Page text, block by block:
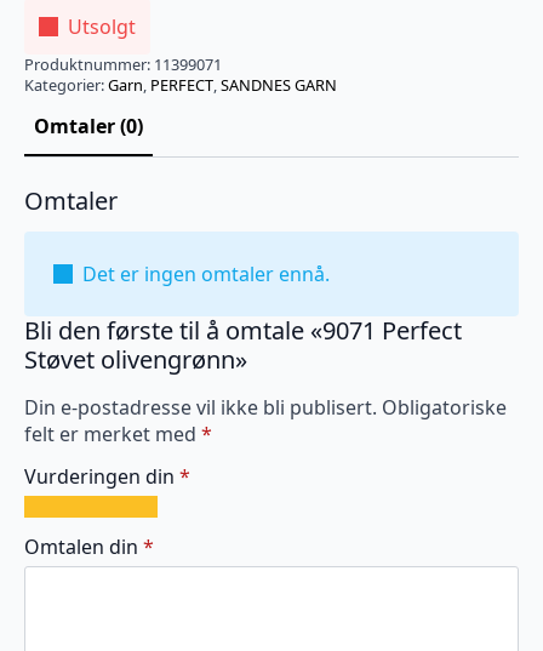
Utsolgt
Produktnummer: 11399071
Kategorier:Garn, PERFECT,SANDNES GARN
Omtaler (0)
Omtaler
Det er ingen omtaler ennå.
Bli den første til å omtale «9071 Perfect
Støvet olivengrønn»
Din e-postadresse vil ikke bli publisert. Obligatoriske
felt er merket med *
Vurderingen din *
av
5
av
5
av
5
av
5
av
5
Omtalen din *